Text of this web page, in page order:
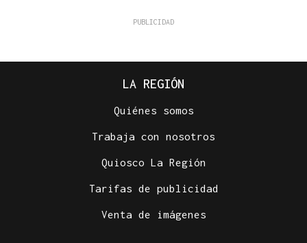
LA REGIÓN
Quiénes somos
Trabaja con nosotros
Quiosco La Región
Tarifas de publicidad
Venta de imágenes